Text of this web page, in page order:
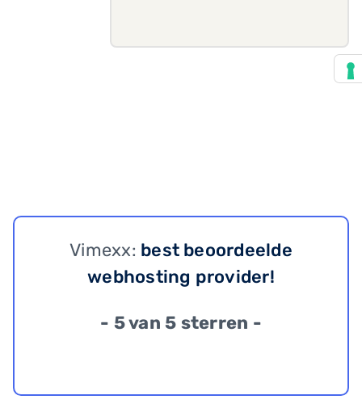
Vimexx: best beoordeelde
webhosting provider!
- 5 van 5 sterren -